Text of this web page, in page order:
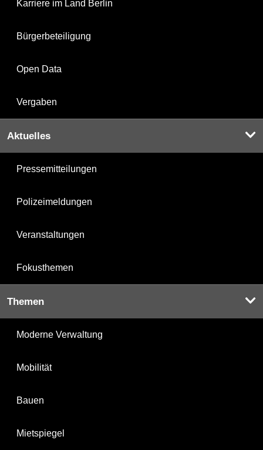
Karriere im Land Berlin
Bürgerbeteiligung
Open Data
Vergaben
Aktuelles
Pressemitteilungen
Polizeimeldungen
Veranstaltungen
Fokusthemen
Themen
Moderne Verwaltung
Mobilität
Bauen
Mietspiegel